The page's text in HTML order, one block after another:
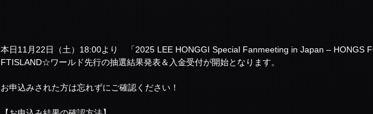
本日11月22日（土）18:00より　「2025 LEE HONGGI Special Fanmeeting in Japan – HONGS
FTISLAND☆ワールド先行の抽選結果発表＆入金受付が開始となります。
お申込みされた方は忘れずにご確認ください！